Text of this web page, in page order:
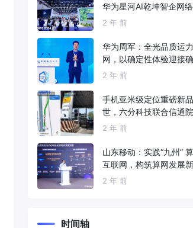
华为星河AI乾坤智企网
决方案亮相2024中国国
2 年 前
华为周军：全光品质运力
网，以确定性体验迎接
性的智能时代
2 年 前
手机亚米级定位重磅新
世，六分科技联合信通
布免费服务
2 年 前
山东移动：实践“九州”
互联网，构筑算网发展
座
2 年 前
时间轴